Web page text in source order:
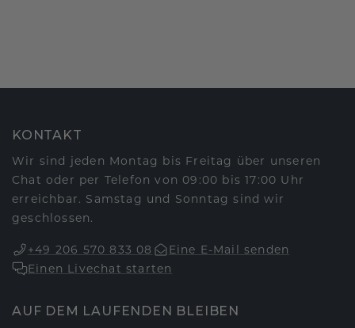
KONTAKT
Wir sind jeden Montag bis Freitag über unseren
Chat oder per Telefon von 09:00 bis 17:00 Uhr
erreichbar. Samstag und Sonntag sind wir
geschlossen.
+49 206 570 833 08
Eine E-Mail senden
Einen Livechat starten
AUF DEM LAUFENDEN BLEIBEN